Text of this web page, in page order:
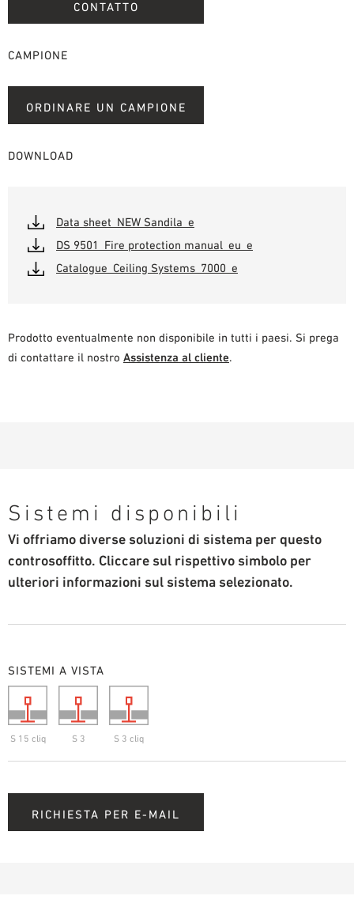
CONTATTO
CAMPIONE
ORDINARE UN CAMPIONE
DOWNLOAD
Data sheet_NEW Sandila_e
DS 9501_Fire protection manual_eu_e
Catalogue_Ceiling Systems_7000_e
Prodotto eventualmente non disponibile in tutti i paesi. Si prega
di contattare il nostro Assistenza al cliente.
Sistemi disponibili
Vi offriamo diverse soluzioni di sistema per questo
controsoffitto. Cliccare sul rispettivo simbolo per
ulteriori informazioni sul sistema selezionato.
SISTEMI A VISTA
S 15 cliq S 3 S 3 cliq
RICHIESTA PER E-MAIL